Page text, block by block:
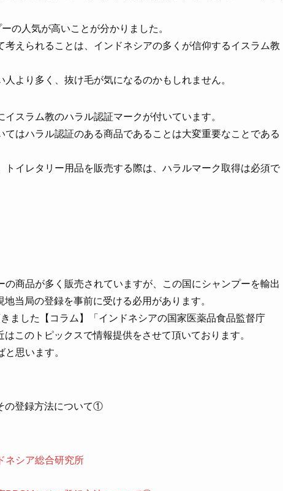
の人気が高いことが分かりました。
えられることは、インドネシアの多くが信仰するイスラム教
より多く、抜け毛が気になるのかもしれません。
スラム教のハラル認証マークが付いています。
はハラル認証のある商品であることは大変重要なことである
イレタリー用品を販売する際は、ハラルマーク取得は必須で
商品が多く販売されていますが、この国にシャンプーを輸出
当局の登録を事前に受ける必用があります。
ました【コラム】「インドネシアの国家医薬品食品監督庁
このトピックスで情報提供をさせて頂いております。
思います。
の登録方法について①
ネシア総合研究所